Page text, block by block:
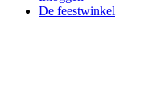
De feestwinkel